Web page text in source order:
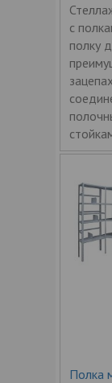
с
полку
Полка